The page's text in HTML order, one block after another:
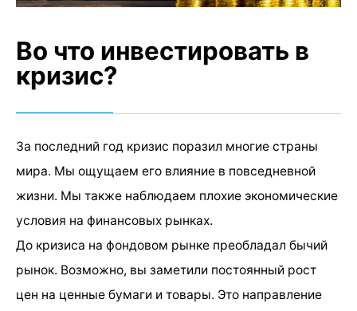
Во что инвестировать в
кризис?
За последний год кризис поразил многие страны
мира. Мы ощущаем его влияние в повседневной
жизни. Мы также наблюдаем плохие экономические
условия на финансовых рынках.
До кризиса на фондовом рынке преобладал бычий
рынок. Возможно, вы заметили постоянный рост
цен на ценные бумаги и товары. Это направление